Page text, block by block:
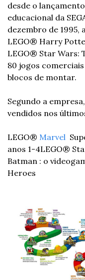
desde o
educacional da
dezembro de 1995,
LEGO® Harry
LEGO® Star Wars:
80 jogos
blocos de montar.
Segundo a
vendidos nos
LEGO® Marvel
anos 1-4LEGO®
Batman : o
Heroes